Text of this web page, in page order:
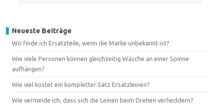
Neueste Beiträge
Wo finde ich Ersatzteile, wenn die Marke unbekannt ist?
Wie viele Personen können gleichzeitig Wäsche an einer Spinne
aufhängen?
Wie viel kostet ein kompletter Satz Ersatzleinen?
Wie vermeide ich, dass sich die Leinen beim Drehen verheddern?